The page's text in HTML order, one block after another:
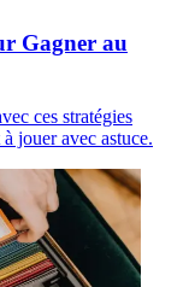
Gagner au
ces stratégies
jouer avec astuce.